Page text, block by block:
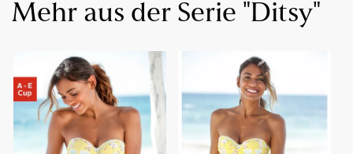
Mehr aus der Serie "Ditsy"